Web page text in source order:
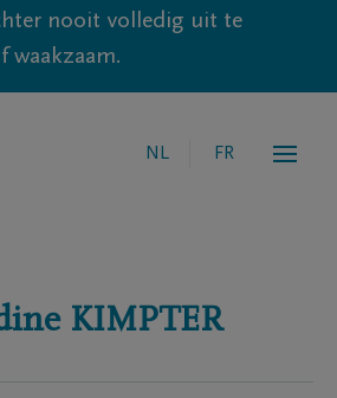
nooit volledig uit te
waakzaam.
NL FR
KIMPTER